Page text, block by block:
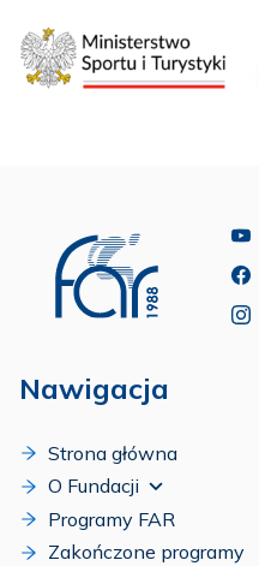
Nawigacja
Strona główna
O Fundacji
Programy FAR
Zakończone programy